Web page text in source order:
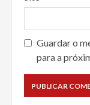
Guardar o
para a